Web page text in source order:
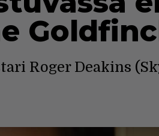
Roger Deakins